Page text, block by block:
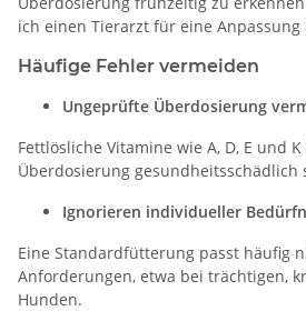
ich einen Tierarzt für eine
Häufige Fehler vermeiden
Ungeprüfte Überdosierung
Fettlösliche Vitamine wie A, D, E und
Überdosierung gesundheitsschädlich
Ignorieren individueller
Eine Standardfütterung passt häufig
Anforderungen, etwa bei trächtigen,
Hunden.